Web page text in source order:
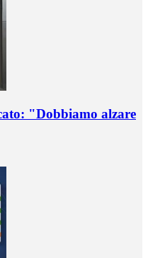
"Dobbiamo alzare